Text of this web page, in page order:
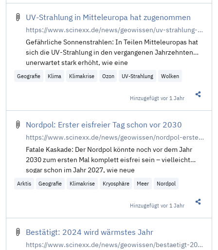
UV-Strahlung in Mitteleuropa hat zugenommen
https://www.scinexx.de/news/geowissen/uv-strahlung-in-mitteleuropa-hat-zugenommen/
Gefährliche Sonnenstrahlen: In Teilen Mitteleuropas hat
sich die UV-Strahlung in den vergangenen Jahrzehnten
unerwartet stark erhöht, wie eine
Geografie Klima Klimakrise Ozon UV-Strahlung Wolken
Hinzugefügtvor 1 Jahr
Nordpol: Erster eisfreier Tag schon vor 2030
https://www.scinexx.de/news/geowissen/nordpol-erster-eisfreier-tag-schon-vor-2030/
Fatale Kaskade: Der Nordpol könnte noch vor dem Jahr
2030 zum ersten Mal komplett eisfrei sein – vielleicht
sogar schon im Jahr 2027, wie neue
Arktis Geografie Klimakrise Kryosphäre Meer Nordpol
Hinzugefügtvor 1 Jahr
Bestätigt: 2024 wird wärmstes Jahr
https://www.scinexx.de/news/geowissen/bestaetigt-2024-wird-waermstes-jahr/